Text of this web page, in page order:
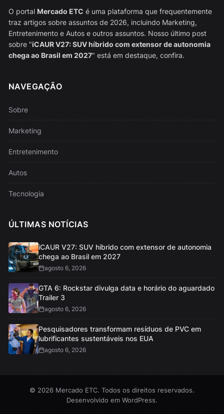
O portal Mercado ETC é uma plataforma que frequentemente
traz artigos sobre assuntos de 2026, incluindo Marketing,
Entretenimento e Autos e outros assuntos. Nosso último post
sobre "iCAUR V27: SUV híbrido com extensor de autonomia
chega ao Brasil em 2027" está em destaque, confira.
NAVEGAÇÃO
Sobre
Marketing
Entretenimento
Autos
Tecnologia
ÚLTIMAS NOTÍCIAS
iCAUR V27: SUV híbrido com extensor de autonomia
chega ao Brasil em 2027
agosto 6, 2026
GTA 6: Rockstar divulga data e horário do aguardado
Trailer 3
agosto 6, 2026
Pesquisadores transformam resíduos de PVC em
lubrificantes sustentáveis nos EUA
agosto 6, 2026
© 2026 Mercado ETC. Todos os direitos reservados.
Desenvolvido em WordPress.